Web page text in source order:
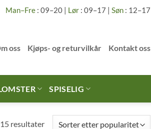
Man–Fre: 09–20 | Lør: 09–17 | Søn: 12–17
oss Kjøps- og returvilkår Kontakt oss
SPISELIG
resultaterSortert